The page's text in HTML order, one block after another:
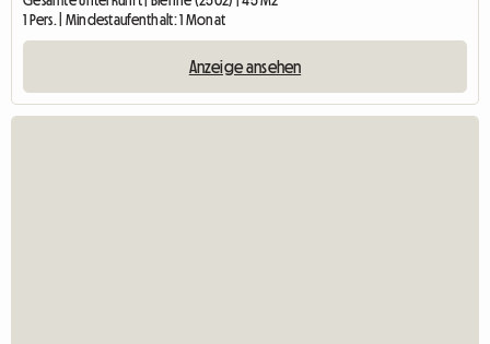
1 Pers. | Mindestaufenthalt: 1 Monat
Anzeige ansehen